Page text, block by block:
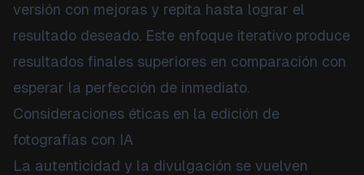
versión con mejoras y repita hasta lograr el
resultado deseado. Este enfoque iterativo produce
resultados finales superiores en comparación con
esperar la perfección de inmediato.
Consideraciones éticas en la edición de
fotografías con IA
La autenticidad y la divulgación se vuelven